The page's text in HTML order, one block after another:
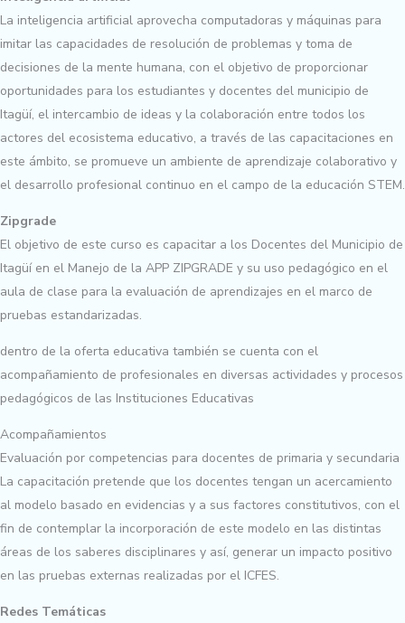
La inteligencia artificial aprovecha computadoras y máquinas para
imitar las capacidades de resolución de problemas y toma de
decisiones de la mente humana, con el objetivo de proporcionar
oportunidades para los estudiantes y docentes del municipio de
Itagüí, el intercambio de ideas y la colaboración entre todos los
actores del ecosistema educativo, a través de las capacitaciones en
este ámbito, se promueve un ambiente de aprendizaje colaborativo y
el desarrollo profesional continuo en el campo de la educación STEM.
Zipgrade
El objetivo de este curso es capacitar a los Docentes del Municipio de
Itagüí en el Manejo de la APP ZIPGRADE y su uso pedagógico en el
aula de clase para la evaluación de aprendizajes en el marco de
pruebas estandarizadas.
dentro de la oferta educativa también se cuenta con el
acompañamiento de profesionales en diversas actividades y procesos
pedagógicos de las Instituciones Educativas
Acompañamientos
Evaluación por competencias para docentes de primaria y secundaria
La capacitación pretende que los docentes tengan un acercamiento
al modelo basado en evidencias y a sus factores constitutivos, con el
fin de contemplar la incorporación de este modelo en las distintas
áreas de los saberes disciplinares y así, generar un impacto positivo
en las pruebas externas realizadas por el ICFES.
Redes Temáticas